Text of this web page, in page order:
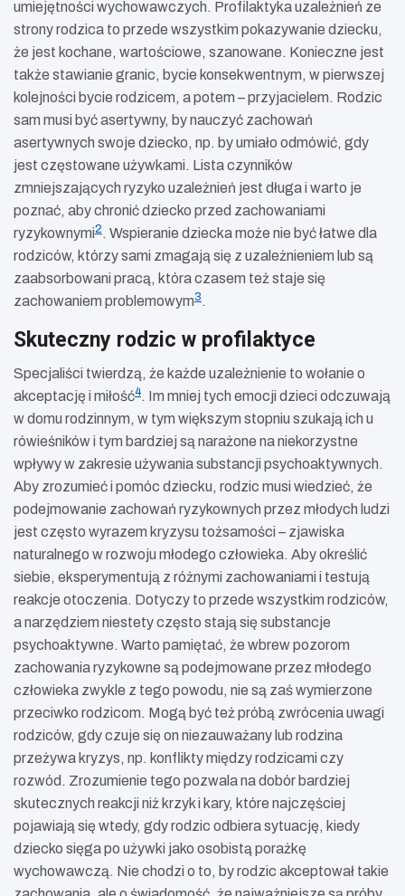
umiejętności wychowawczych. Profilaktyka uzależnień ze
strony rodzica to przede wszystkim pokazywanie dziecku,
że jest kochane, wartościowe, szanowane. Konieczne jest
także stawianie granic, bycie konsekwentnym, w pierwszej
kolejności bycie rodzicem, a potem – przyjacielem. Rodzic
sam musi być asertywny, by nauczyć zachowań
asertywnych swoje dziecko, np. by umiało odmówić, gdy
jest częstowane używkami. Lista czynników
zmniejszających ryzyko uzależnień jest długa i warto je
poznać, aby chronić dziecko przed zachowaniami
ryzykownymi2 . Wspieranie dziecka może nie być łatwe dla
rodziców, którzy sami zmagają się z uzależnieniem lub są
zaabsorbowani pracą, która czasem też staje się
zachowaniem problemowym3 .
Skuteczny rodzic w profilaktyce
Specjaliści twierdzą, że każde uzależnienie to wołanie o
akceptację i miłość4. Im mniej tych emocji dzieci odczuwają
w domu rodzinnym, w tym większym stopniu szukają ich u
rówieśników i tym bardziej są narażone na niekorzystne
wpływy w zakresie używania substancji psychoaktywnych.
Aby zrozumieć i pomóc dziecku, rodzic musi wiedzieć, że
podejmowanie zachowań ryzykownych przez młodych ludzi
jest często wyrazem kryzysu tożsamości – zjawiska
naturalnego w rozwoju młodego człowieka. Aby określić
siebie, eksperymentują z różnymi zachowaniami i testują
reakcje otoczenia. Dotyczy to przede wszystkim rodziców,
a narzędziem niestety często stają się substancje
psychoaktywne. Warto pamiętać, że wbrew pozorom
zachowania ryzykowne są podejmowane przez młodego
człowieka zwykle z tego powodu, nie są zaś wymierzone
przeciwko rodzicom. Mogą być też próbą zwrócenia uwagi
rodziców, gdy czuje się on niezauważany lub rodzina
przeżywa kryzys, np. konflikty między rodzicami czy
rozwód. Zrozumienie tego pozwala na dobór bardziej
skutecznych reakcji niż krzyk i kary, które najczęściej
pojawiają się wtedy, gdy rodzic odbiera sytuację, kiedy
dziecko sięga po używki jako osobistą porażkę
wychowawczą. Nie chodzi o to, by rodzic akceptował takie